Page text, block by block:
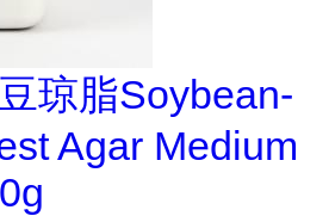
琼脂Soybean-
Agar Medium